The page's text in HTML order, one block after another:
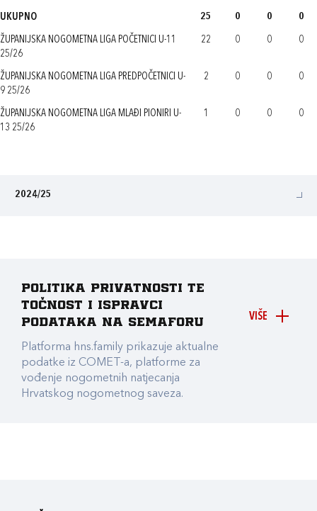
UKUPNO 25 0 0 0
ŽUPANIJSKA NOGOMETNA LIGA POČETNICI U-11
25/26
22 0 0 0
ŽUPANIJSKA NOGOMETNA LIGA PREDPOČETNICI U-
9 25/26
2 0 0 0
ŽUPANIJSKA NOGOMETNA LIGA MLAĐI PIONIRI U-
13 25/26
1 0 0 0
2024/25
VIŠE
Politika privatnosti te
točnost i ispravci
podataka na Semaforu
Platforma hns.family prikazuje aktualne
podatke iz COMET-a, platforme za
vođenje nogometnih natjecanja
Hrvatskog nogometnog saveza.